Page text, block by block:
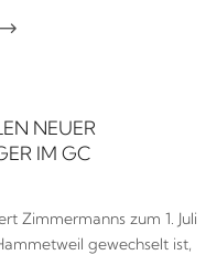

NEUER
IM GC
Zimmermanns zum 1. Juli
gewechselt ist,